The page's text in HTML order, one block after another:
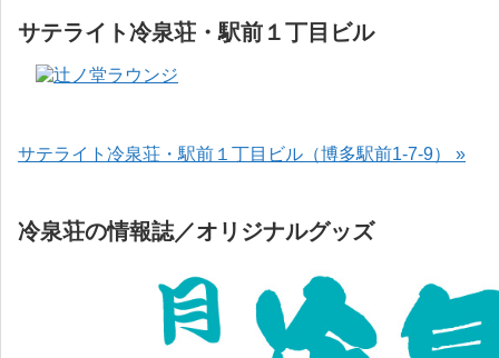
サテライト冷泉荘・駅前１丁目ビル
サテライト冷泉荘・駅前１丁目ビル（博多駅前1-7-9） »
冷泉荘の情報誌／オリジナルグッズ